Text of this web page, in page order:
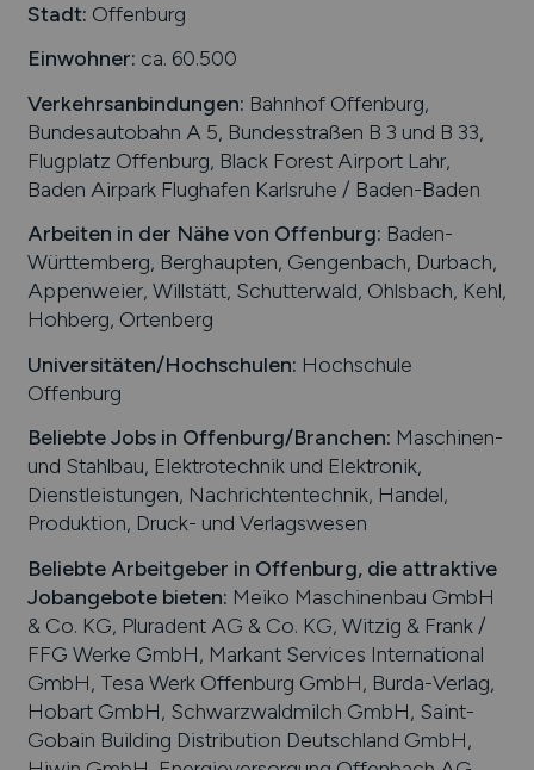
Stadt: Offenburg
Einwohner: ca. 60.500
Verkehrsanbindungen: Bahnhof Offenburg,
Bundesautobahn A 5, Bundesstraßen B 3 und B 33,
Flugplatz Offenburg, Black Forest Airport Lahr,
Baden Airpark Flughafen Karlsruhe / Baden-Baden
Arbeiten in der Nähe von Offenburg: Baden-
Württemberg, Berghaupten, Gengenbach, Durbach,
Appenweier, Willstätt, Schutterwald, Ohlsbach, Kehl,
Hohberg, Ortenberg
Universitäten/Hochschulen: Hochschule
Offenburg
Beliebte Jobs in Offenburg/Branchen: Maschinen-
und Stahlbau, Elektrotechnik und Elektronik,
Dienstleistungen, Nachrichtentechnik, Handel,
Produktion, Druck- und Verlagswesen
Beliebte Arbeitgeber in Offenburg, die attraktive
Jobangebote bieten: Meiko Maschinenbau GmbH
& Co. KG, Pluradent AG & Co. KG, Witzig & Frank /
FFG Werke GmbH, Markant Services International
GmbH, Tesa Werk Offenburg GmbH, Burda-Verlag,
Hobart GmbH, Schwarzwaldmilch GmbH, Saint-
Gobain Building Distribution Deutschland GmbH,